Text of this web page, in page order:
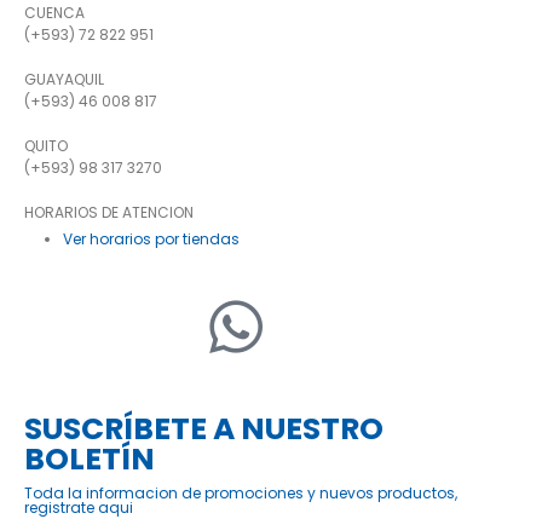
CUENCA
(+593) 72 822 951
GUAYAQUIL
(+593) 46 008 817
QUITO
(+593) 98 317 3270
HORARIOS DE ATENCION
Ver horarios por tiendas
SUSCRÍBETE A NUESTRO
BOLETÍN
Toda la informacion de promociones y nuevos productos,
registrate aqui